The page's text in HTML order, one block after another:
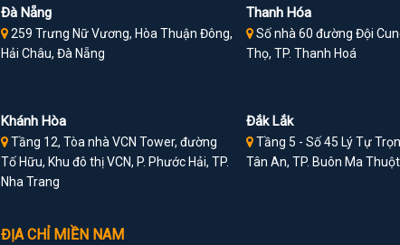
Đà Nẵng
259 Trưng Nữ Vương, Hòa Thuận Đông,
Hải Châu, Đà Nẵng
Thanh Hóa
Số nhà 60 đường Đội
Thọ, TP. Thanh Hoá
Khánh Hòa
Tầng 12, Tòa nhà VCN Tower, đường
Tố Hữu, Khu đô thị VCN, P. Phước Hải, TP.
Nha Trang
Đắk Lắk
Tầng 5 - Số 45 Lý Tự
Tân An, TP. Buôn Ma
ĐỊA CHỈ MIỀN NAM